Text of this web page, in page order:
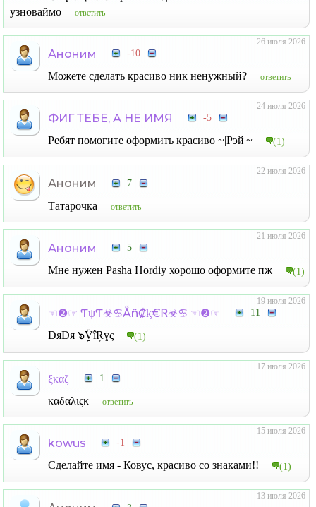
узноваймо
ответить
Аноним -10
26 июля 2026
Можете сделать красиво ник ненужный? ответить
ФИГ ТЕБЕ, А НЕ ИМЯ -5
24 июля 2026
Ребят помогите оформить красиво ~|Рэй|~ (1)
Аноним 7
22 июля 2026
Татарочка ответить
Аноним 5
21 июля 2026
Мне нужен Pasha Hordiy хорошо оформите пж (1)
☜❷☞ ƬψƬ☣♋Ẵñ₡ᶄ€Ꮢ☣♋ ☜❷☞ 11
19 июля 2026
ĐяĐя ๖ۣۣۜVîŖɣς (1)
ξκαζ 1
17 июля 2026
καδαλιςκ ответить
kowus -1
15 июля 2026
Сделайте имя - Ковус, красиво со знаками!! (1)
13 июля 2026